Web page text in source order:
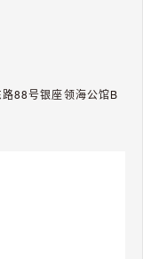
独立精神》艺术展，
意大利萨莱诺
彩艺术节，土耳其
彼此凝视》Mexico-
88号银座领海公馆B